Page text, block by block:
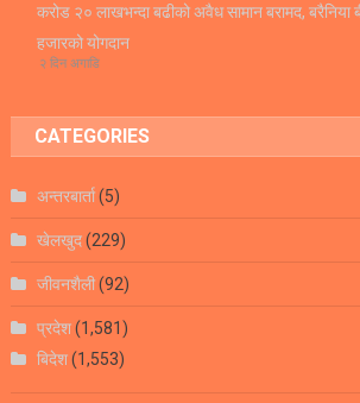
करोड २० लाखभन्दा बढीको अवैध सामान बरामद,
हजारको योगदान
२ दिन अगाडि
CATEGORIES
अन्तरबार्ता(5)
खेलखुद(229)
जीवनशैली(92)
प्रदेश(1,581)
बिदेश(1,553)